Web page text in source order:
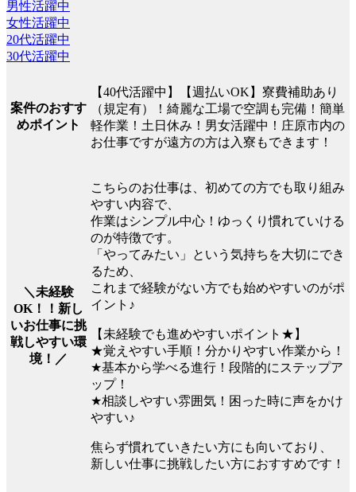
男性活躍中
女性活躍中
20代活躍中
30代活躍中
案件のおすす
めポイント
【40代活躍中】【週払いOK】寮費補助あり
（規定有）！綺麗な工場で空調も完備！簡単
軽作業！土日休み！男女活躍中！庄原市内の
お仕事ですが遠方の方は入寮もできます！
＼未経験
OK！！新し
いお仕事に挑
戦しやすい環
境！／
こちらのお仕事は、初めての方でも取り組み
やすい内容で、
作業はシンプル中心！ゆっくり慣れていける
のが特徴です。
「やってみたい」という気持ちを大切にでき
るため、
これまで経験がない方でも始めやすいのがポ
イント♪
【未経験でも進めやすいポイント★】
★覚えやすい手順！分かりやすい作業から！
★基本から学べる進行！段階的にステップア
ップ！
★相談しやすい雰囲気！困った時に声をかけ
やすい♪
焦らず慣れていきたい方にも向いており、
新しい仕事に挑戦したい方におすすめです！